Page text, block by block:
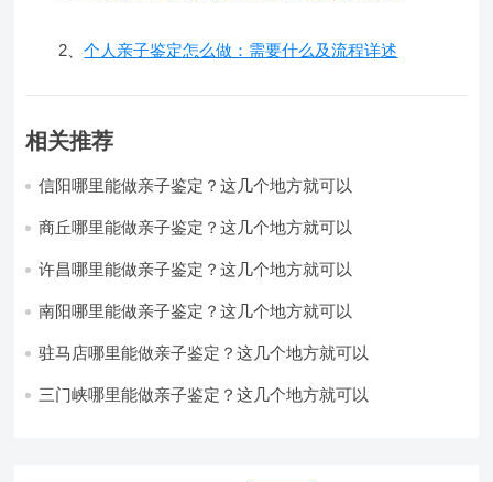
2、个人亲子鉴定怎么做：需要什么及流程详述
相关推荐
信阳哪里能做亲子鉴定？这几个地方就可以
商丘哪里能做亲子鉴定？这几个地方就可以
许昌哪里能做亲子鉴定？这几个地方就可以
南阳哪里能做亲子鉴定？这几个地方就可以
驻马店哪里能做亲子鉴定？这几个地方就可以
三门峡哪里能做亲子鉴定？这几个地方就可以